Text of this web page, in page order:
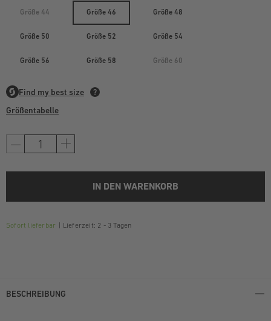
Größe 44 Größe 46 Größe 48
Größe 50 Größe 52 Größe 54
Größe 56 Größe 58 Größe 60
Größentabelle
IN DEN WARENKORB
Sofort lieferbar Lieferzeit: 2 - 3 Tagen
BESCHREIBUNG